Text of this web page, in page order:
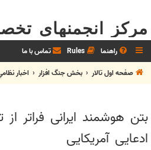
مرکز انجمنهای
راهنما Rules تماس با ما
صفحه اول تالار
بخش جنگ افزار اخبار نظامي
بتن‌ هوشمند ایرانی فراتر
ادعایی آمریکایی